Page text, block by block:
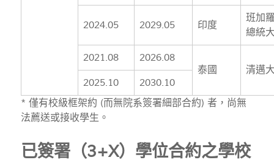
2024.05 2029.05 印度
班加
總統
2021.08
2026.08
泰國
清邁
2025.10
2030.10
* 僅有校級框架約 (而無院系簽署細部合約) 者，尚無
法薦送或接收學生。
已簽署（3+X）學位合約之學校